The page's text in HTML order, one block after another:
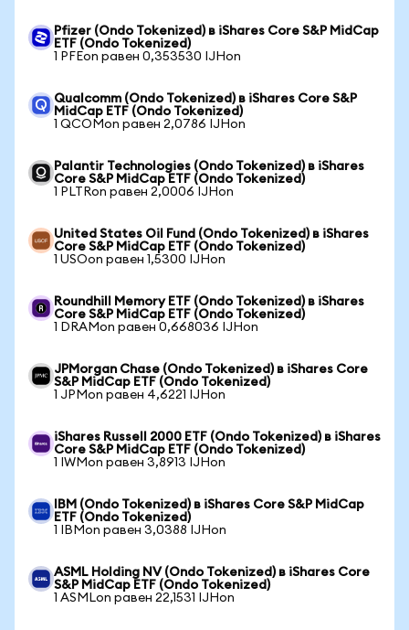
Pfizer (Ondo Tokenized) в iShares Core S&P MidCap
ETF (Ondo Tokenized)
1 PFEon равен 0,353530 IJHon
Qualcomm (Ondo Tokenized) в iShares Core S&P
MidCap ETF (Ondo Tokenized)
1 QCOMon равен 2,0786 IJHon
Palantir Technologies (Ondo Tokenized) в iShares
Core S&P MidCap ETF (Ondo Tokenized)
1 PLTRon равен 2,0006 IJHon
United States Oil Fund (Ondo Tokenized) в iShares
Core S&P MidCap ETF (Ondo Tokenized)
1 USOon равен 1,5300 IJHon
Roundhill Memory ETF (Ondo Tokenized) в iShares
Core S&P MidCap ETF (Ondo Tokenized)
1 DRAMon равен 0,668036 IJHon
JPMorgan Chase (Ondo Tokenized) в iShares Core
S&P MidCap ETF (Ondo Tokenized)
1 JPMon равен 4,6221 IJHon
iShares Russell 2000 ETF (Ondo Tokenized) в iShares
Core S&P MidCap ETF (Ondo Tokenized)
1 IWMon равен 3,8913 IJHon
IBM (Ondo Tokenized) в iShares Core S&P MidCap
ETF (Ondo Tokenized)
1 IBMon равен 3,0388 IJHon
ASML Holding NV (Ondo Tokenized) в iShares Core
S&P MidCap ETF (Ondo Tokenized)
1 ASMLon равен 22,1531 IJHon